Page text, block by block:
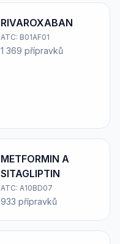
RIVAROXABAN
ATC: B01AF01
1 369 přípravků
METFORMIN A
SITAGLIPTIN
ATC: A10BD07
933 přípravků